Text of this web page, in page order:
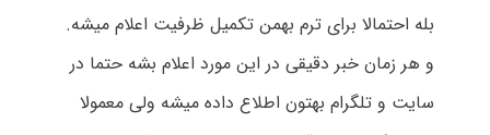
بله احتمالا برای ترم بهمن تکمیل ظرفیت اعلام میشه.
و هر زمان خبر دقیقی در این مورد اعلام بشه حتما در
سایت و تلگرام بهتون اطلاع داده میشه ولی معمولا